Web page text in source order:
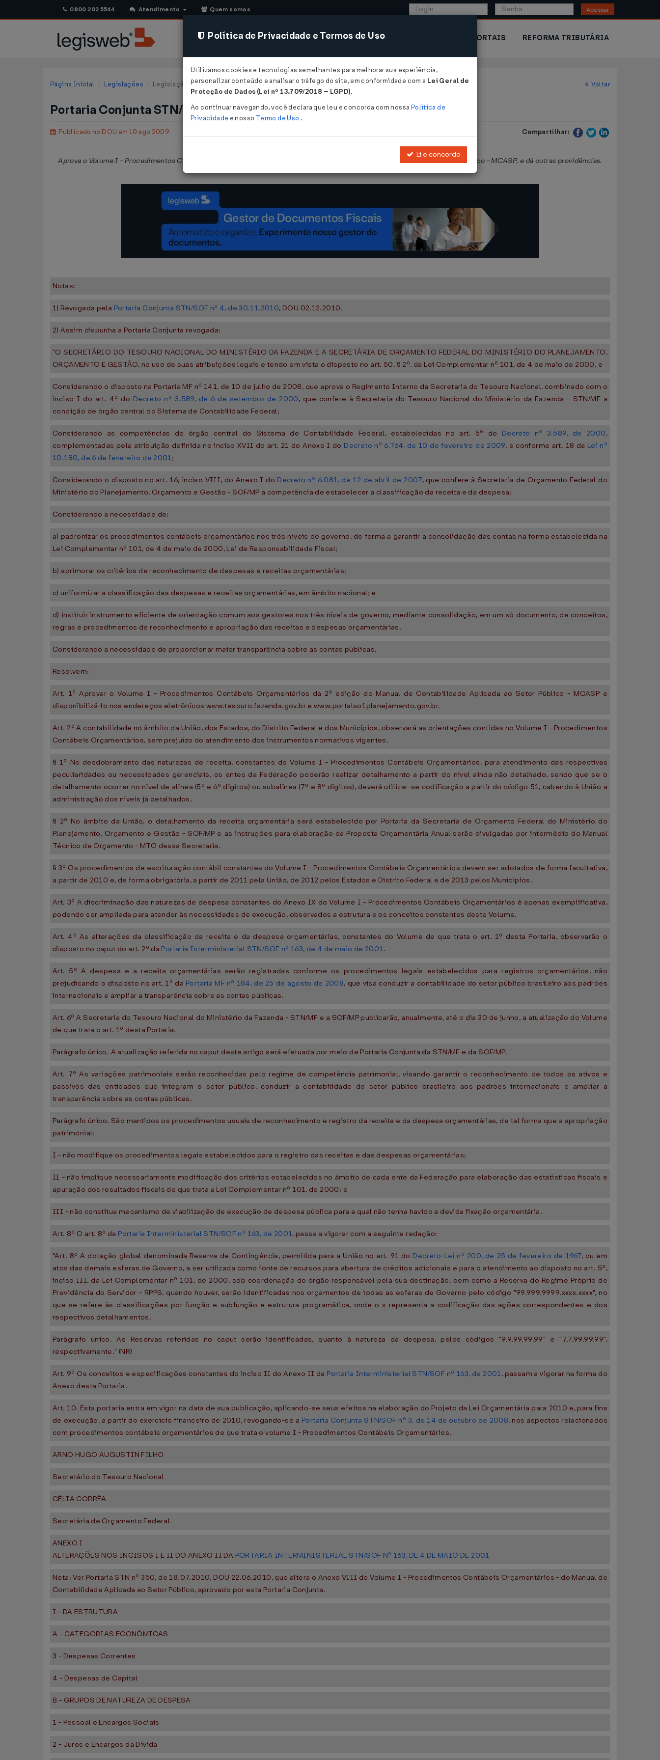
0800 202 5544 Atendimento Quem somos Acessar
CONSULTORIA SISTEMAS COMÉRCIO EXTERIOR PORTAIS REFORMA TRIBUTÁRIA
Página Inicial Legislações Legislação Federal Voltar
Portaria Conjunta STN/SOF nº 2 de 06/08/2009
Publicado no DOU em 10 ago 2009 Compartilhar:
Aprova o Volume I - Procedimentos Contábeis Orçamentários da 2ª edição do Manual de Contabilidade Aplicada ao Setor Público - MCASP, e dá outras providências.
Notas:
1) Revogada pela Portaria Conjunta STN/SOF nº 4, de 30.11.2010, DOU 02.12.2010.
2) Assim dispunha a Portaria Conjunta revogada:
"O SECRETÁRIO DO TESOURO NACIONAL DO MINISTÉRIO DA FAZENDA E A SECRETÁRIA DE ORÇAMENTO FEDERAL DO MINISTÉRIO DO PLANEJAMENTO,
ORÇAMENTO E GESTÃO, no uso de suas atribuições legais e tendo em vista o disposto no art. 50, § 2º, da Lei Complementar nº 101, de 4 de maio de 2000, e
Considerando o disposto na Portaria MF nº 141, de 10 de julho de 2008, que aprova o Regimento Interno da Secretaria do Tesouro Nacional, combinado com o
inciso I do art. 4º do Decreto nº 3.589, de 6 de setembro de 2000, que confere à Secretaria do Tesouro Nacional do Ministério da Fazenda - STN/MF a
condição de órgão central do Sistema de Contabilidade Federal;
Considerando as competências do órgão central do Sistema de Contabilidade Federal, estabelecidas no art. 5º do Decreto nº 3.589, de 2000,
complementadas pela atribuição definida no inciso XVII do art. 21 do Anexo I do Decreto nº 6.764, de 10 de fevereiro de 2009, e conforme art. 18 da Lei nº
10.180, de 6 de fevereiro de 2001;
Considerando o disposto no art. 16, inciso VIII, do Anexo I do Decreto nº 6.081, de 12 de abril de 2007, que confere à Secretaria de Orçamento Federal do
Ministério do Planejamento, Orçamento e Gestão - SOF/MP a competência de estabelecer a classificação da receita e da despesa;
Considerando a necessidade de:
a) padronizar os procedimentos contábeis orçamentários nos três níveis de governo, de forma a garantir a consolidação das contas na forma estabelecida na
Lei Complementar nº 101, de 4 de maio de 2000, Lei de Responsabilidade Fiscal;
b) aprimorar os critérios de reconhecimento de despesas e receitas orçamentárias;
c) uniformizar a classificação das despesas e receitas orçamentárias, em âmbito nacional; e
d) instituir instrumento eficiente de orientação comum aos gestores nos três níveis de governo, mediante consolidação, em um só documento, de conceitos,
regras e procedimentos de reconhecimento e apropriação das receitas e despesas orçamentárias.
Considerando a necessidade de proporcionar maior transparência sobre as contas públicas,
Resolvem:
Art. 1º Aprovar o Volume I - Procedimentos Contábeis Orçamentários da 2ª edição do Manual de Contabilidade Aplicada ao Setor Público - MCASP e
disponibilizá-lo nos endereços eletrônicos www.tesouro.fazenda.gov.br e www.portalsof.planejamento.gov.br.
Art. 2º A contabilidade no âmbito da União, dos Estados, do Distrito Federal e dos Municípios, observará as orientações contidas no Volume I - Procedimentos
Contábeis Orçamentários, sem prejuízo do atendimento dos instrumentos normativos vigentes.
§ 1º No desdobramento das naturezas de receita, constantes do Volume I - Procedimentos Contábeis Orçamentários, para atendimento das respectivas
peculiaridades ou necessidades gerenciais, os entes da Federação poderão realizar detalhamento a partir do nível ainda não detalhado, sendo que se o
detalhamento ocorrer no nível de alínea (5º e 6º dígitos) ou subalínea (7º e 8º dígitos), deverá utilizar-se codificação a partir do código 51, cabendo à União a
administração dos níveis já detalhados.
§ 2º No âmbito da União, o detalhamento da receita orçamentária será estabelecido por Portaria da Secretaria de Orçamento Federal do Ministério do
Planejamento, Orçamento e Gestão - SOF/MP e as instruções para elaboração da Proposta Orçamentária Anual serão divulgadas por intermédio do Manual
Técnico de Orçamento - MTO dessa Secretaria.
§ 3º Os procedimentos de escrituração contábil constantes do Volume I - Procedimentos Contábeis Orçamentários devem ser adotados de forma facultativa,
a partir de 2010 e, de forma obrigatória, a partir de 2011 pela União, de 2012 pelos Estados e Distrito Federal e de 2013 pelos Municípios.
Art. 3º A discriminação das naturezas de despesa constantes do Anexo IX do Volume I - Procedimentos Contábeis Orçamentários é apenas exemplificativa,
podendo ser ampliada para atender às necessidades de execução, observados a estrutura e os conceitos constantes deste Volume.
Art. 4º As alterações da classificação da receita e da despesa orçamentárias, constantes do Volume de que trata o art. 1º desta Portaria, observarão o
disposto no caput do art. 2º da Portaria Interministerial STN/SOF nº 163, de 4 de maio de 2001.
Art. 5º A despesa e a receita orçamentárias serão registradas conforme os procedimentos legais estabelecidos para registros orçamentários, não
prejudicando o disposto no art. 1º da Portaria MF nº 184, de 25 de agosto de 2008, que visa conduzir a contabilidade do setor público brasileiro aos padrões
internacionais e ampliar a transparência sobre as contas públicas.
Art. 6º A Secretaria do Tesouro Nacional do Ministério da Fazenda - STN/MF e a SOF/MP publicarão, anualmente, até o dia 30 de junho, a atualização do Volume
de que trata o art. 1º desta Portaria.
Parágrafo único. A atualização referida no caput deste artigo será efetuada por meio de Portaria Conjunta da STN/MF e da SOF/MP.
Art. 7º As variações patrimoniais serão reconhecidas pelo regime de competência patrimonial, visando garantir o reconhecimento de todos os ativos e
passivos das entidades que integram o setor público, conduzir a contabilidade do setor público brasileiro aos padrões internacionais e ampliar a
transparência sobre as contas públicas.
Parágrafo único. São mantidos os procedimentos usuais de reconhecimento e registro da receita e da despesa orçamentárias, de tal forma que a apropriação
patrimonial:
I - não modifique os procedimentos legais estabelecidos para o registro das receitas e das despesas orçamentárias;
II - não implique necessariamente modificação dos critérios estabelecidos no âmbito de cada ente da Federação para elaboração das estatísticas fiscais e
apuração dos resultados fiscais de que trata a Lei Complementar nº 101, de 2000; e
III - não constitua mecanismo de viabilização de execução de despesa pública para a qual não tenha havido a devida fixação orçamentária.
Art. 8º O art. 8º da Portaria Interministerial STN/SOF nº 163, de 2001, passa a vigorar com a seguinte redação:
"Art. 8º A dotação global denominada Reserva de Contingência, permitida para a União no art. 91 do Decreto-Lei nº 200, de 25 de fevereiro de 1967, ou em
atos das demais esferas de Governo, a ser utilizada como fonte de recursos para abertura de créditos adicionais e para o atendimento ao disposto no art. 5º,
inciso III, da Lei Complementar nº 101, de 2000, sob coordenação do órgão responsável pela sua destinação, bem como a Reserva do Regime Próprio de
Previdência do Servidor - RPPS, quando houver, serão identificadas nos orçamentos de todas as esferas de Governo pelo código "99.999.9999.xxxx.xxxx", no
que se refere às classificações por função e subfunção e estrutura programática, onde o x representa a codificação das ações correspondentes e dos
respectivos detalhamentos.
Parágrafo único. As Reservas referidas no caput serão identificadas, quanto à natureza da despesa, pelos códigos "9.9.99.99.99" e "7.7.99.99.99",
respectivamente." (NR)
Art. 9º Os conceitos e especificações constantes do inciso II do Anexo II da Portaria Interministerial STN/SOF nº 163, de 2001, passam a vigorar na forma do
Anexo desta Portaria.
Art. 10. Esta portaria entra em vigor na data de sua publicação, aplicando-se seus efeitos na elaboração do Projeto da Lei Orçamentária para 2010 e, para fins
de execução, a partir do exercício financeiro de 2010, revogando-se a Portaria Conjunta STN/SOF nº 3, de 14 de outubro de 2008, nos aspectos relacionados
com procedimentos contábeis orçamentários de que trata o volume I - Procedimentos Contábeis Orçamentários.
ARNO HUGO AUGUSTIN FILHO
Secretário do Tesouro Nacional
CÉLIA CORRÊA
Secretária de Orçamento Federal
ANEXO I
ALTERAÇÕES NOS INCISOS I E II DO ANEXO II DA PORTARIA INTERMINISTERIAL STN/SOF Nº 163, DE 4 DE MAIO DE 2001
Nota: Ver Portaria STN nº 350, de 18.07.2010, DOU 22.06.2010, que altera o Anexo VIII do Volume I - Procedimentos Contábeis Orçamentários - do Manual de
Contabilidade Aplicada ao Setor Público, aprovado por esta Portaria Conjunta.
I - DA ESTRUTURA
A - CATEGORIAS ECONÔMICAS
3 - Despesas Correntes
4 - Despesas de Capital
B - GRUPOS DE NATUREZA DE DESPESA
1 - Pessoal e Encargos Sociais
2 - Juros e Encargos da Dívida
Política de Privacidade e Termos de Uso
Utilizamos cookies e tecnologias semelhantes para melhorar sua experiência,
personalizar conteúdo e analisar o tráfego do site, em conformidade com a Lei Geral de
Proteção de Dados (Lei nº 13.709/2018 – LGPD).
Ao continuar navegando, você declara que leu e concorda com nossa Política de
Privacidade e nosso Termo de Uso .
Li e concordo